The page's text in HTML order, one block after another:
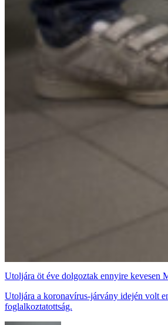
Utoljára öt éve dolgoztak ennyire kevesen
Utoljára a koronavírus-járvány idején volt
foglalkoztatottság.